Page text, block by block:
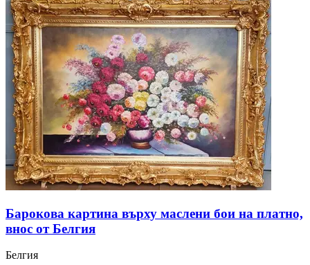
Барокова картина върху маслени бои на платно,
внос от Белгия
Белгия